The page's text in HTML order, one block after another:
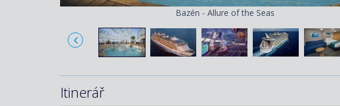
Bazén - Allure of the Seas
Itinerář